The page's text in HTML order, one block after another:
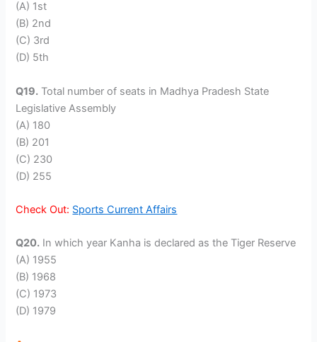
(A) 1st
(B) 2nd
(C) 3rd
(D) 5th
Q19. Total number of seats in Madhya Pradesh State
Legislative Assembly
(A) 180
(B) 201
(C) 230
(D) 255
Check Out: Sports Current Affairs
Q20. In which year Kanha is declared as the Tiger Reserve
(A) 1955
(B) 1968
(C) 1973
(D) 1979